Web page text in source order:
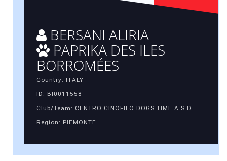
BERSANI ALIRIA
PAPRIKA DES ILES
BORROMÉES
Country: ITALY
ID: BI0011558
Club/Team: CENTRO CINOFILO DOGS TIME A.S.D.
Region: PIEMONTE